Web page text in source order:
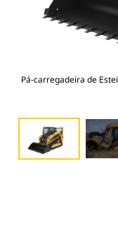
Pá-carregadeira de